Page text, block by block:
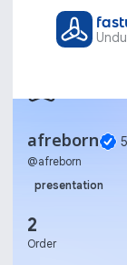
afreborn
@afreborn
presentation
2
Order